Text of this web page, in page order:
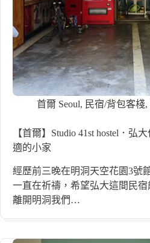
首爾 Seoul, 民宿/背包客棧,
【首爾】Studio 41st hostel．弘
適的小家
經歷前三晚在明洞天空花園3號
一直在祈禱，希望弘大這間民宿
離開明洞我們…